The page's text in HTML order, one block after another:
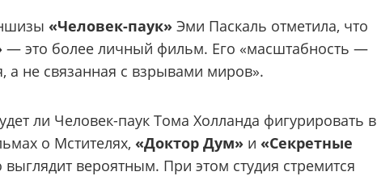
«Человек-паук» Эми Паскаль отметила, что
— это более личный фильм. Его «масштабность —
а не связанная с взрывами миров».
ли Человек-паук Тома Холланда фигурировать в
о Мстителях, «Доктор Дум» и «Секретные
выглядит вероятным. При этом студия стремится